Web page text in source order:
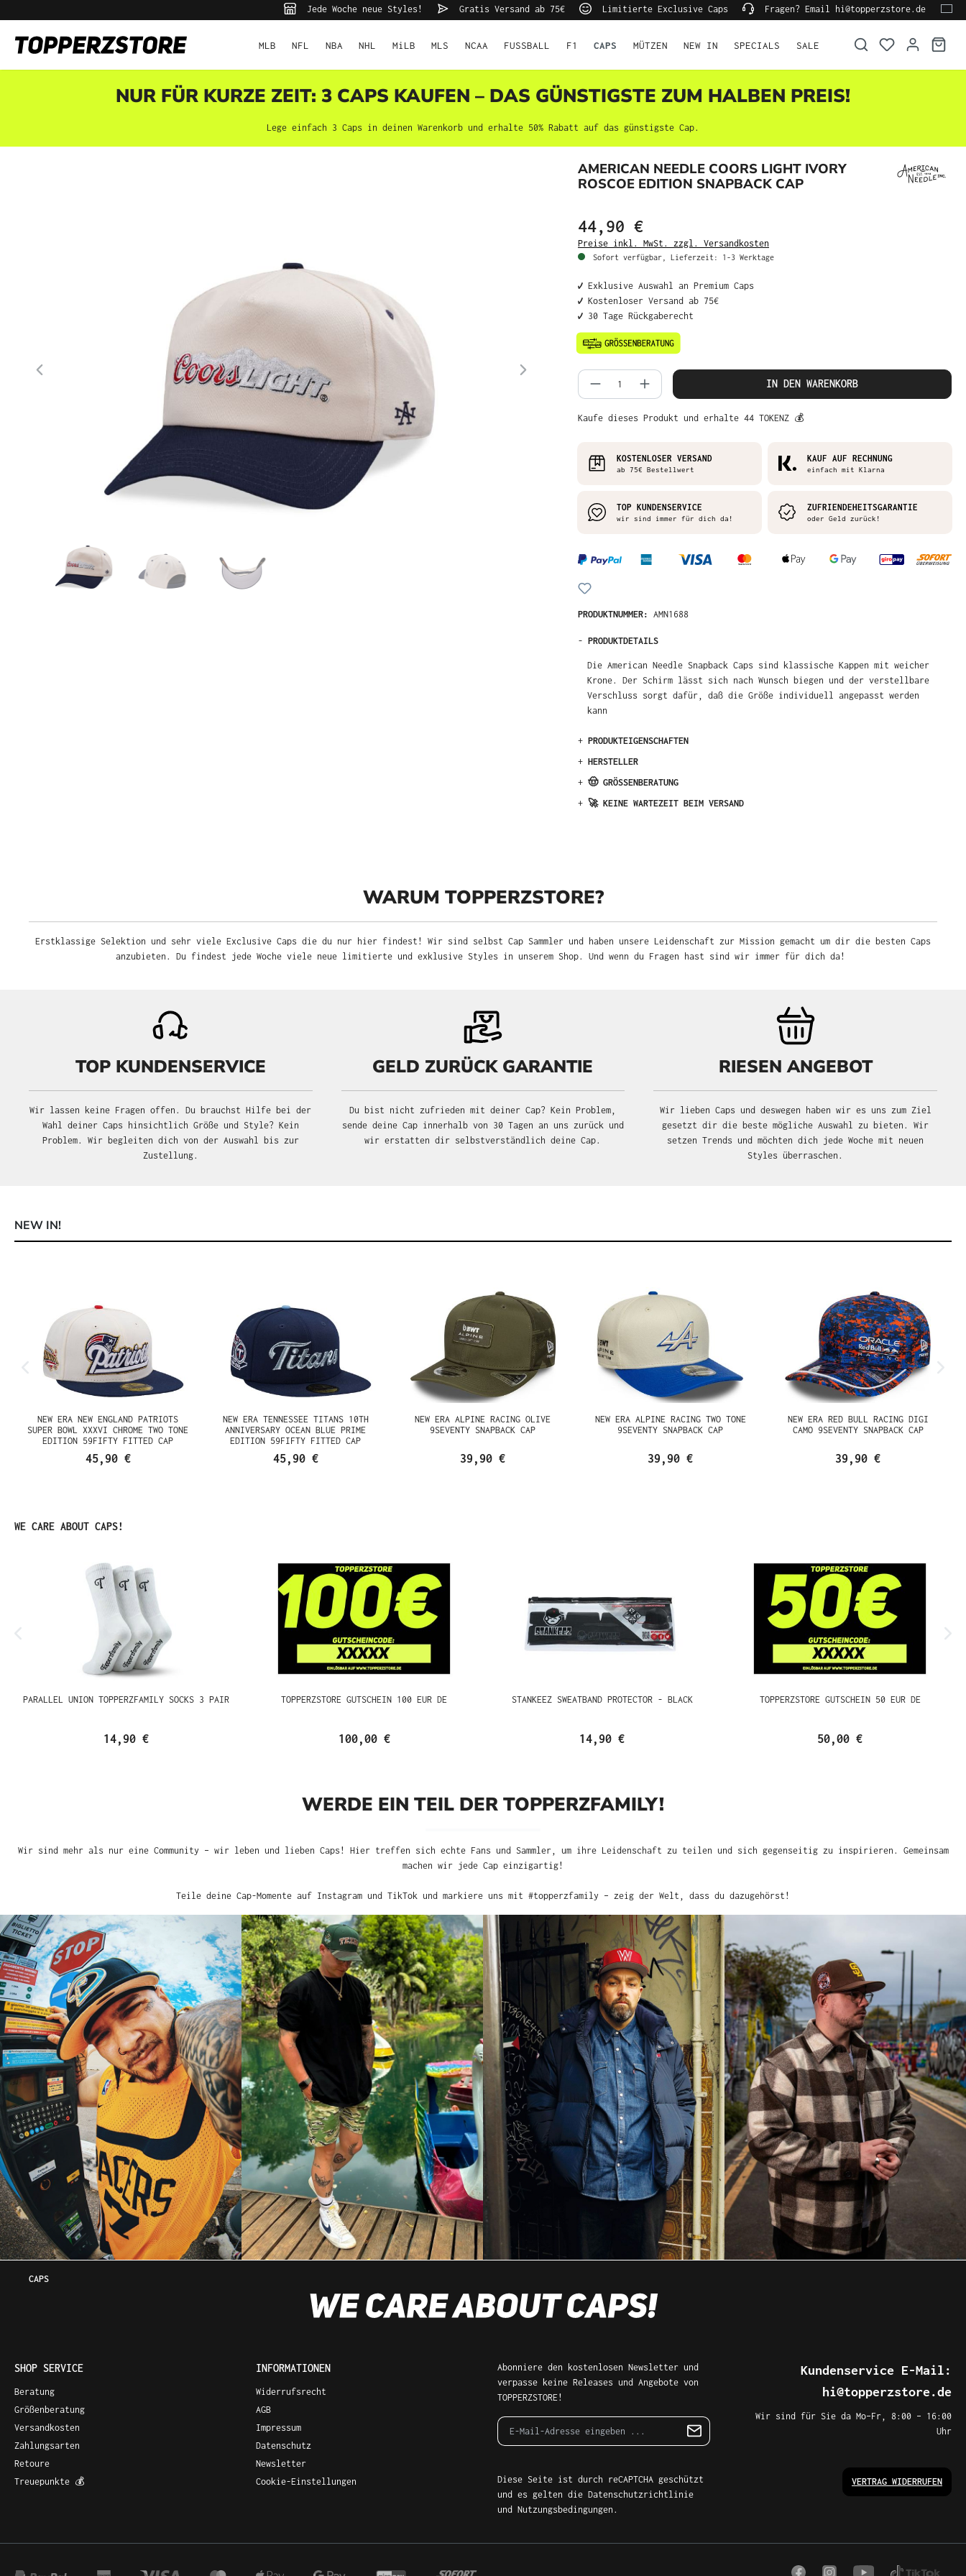
Jede Woche neue Styles! Gratis Versand ab 75€ Limitierte Exclusive Caps Fragen? Email hi@topperzstore.de
MLB NFL NBA NHL MiLB MLS NCAA FUSSBALL F1 CAPS MÜTZEN NEW IN SPECIALS SALE
NUR FÜR KURZE ZEIT: 3 CAPS KAUFEN – DAS GÜNSTIGSTE ZUM HALBEN PREIS!
Lege einfach 3 Caps in deinen Warenkorb und erhalte 50% Rabatt auf das günstigste Cap.
AMERICAN NEEDLE COORS LIGHT IVORY
ROSCOE EDITION SNAPBACK CAP
44,90 €
Preise inkl. MwSt. zzgl. Versandkosten
Sofort verfügbar, Lieferzeit: 1-3 Werktage
✔️ Exklusive Auswahl an Premium Caps
✔️ Kostenloser Versand ab 75€
✔️ 30 Tage Rückgaberecht
Produkt Anzahl: Gib den gewünschten Wert
IN DEN WARENKORB
Kaufe dieses Produkt und erhalte 44 TOKENZ 💰
KOSTENLOSER VERSAND
ab 75€ Bestellwert
KAUF AUF RECHNUNG
einfach mit Klarna
TOP KUNDENSERVICE
wir sind immer für dich da!
ZUFRIENDEHEITSGARANTIE
oder Geld zurück!
PRODUKTNUMMER: AMN1688
- PRODUKTDETAILS
Die American Needle Snapback Caps sind klassische Kappen mit weicher
Krone. Der Schirm lässt sich nach Wunsch biegen und der verstellbare
Verschluss sorgt dafür, daß die Größe individuell angepasst werden
kann
+ PRODUKTEIGENSCHAFTEN
+ HERSTELLER
+ 🤠 GRÖSSENBERATUNG
+ 🚀 KEINE WARTEZEIT BEIM VERSAND
WARUM TOPPERZSTORE?
Erstklassige Selektion und sehr viele Exclusive Caps die du nur hier findest! Wir sind selbst Cap Sammler und haben unsere Leidenschaft zur Mission gemacht um dir die besten Caps
anzubieten. Du findest jede Woche viele neue limitierte und exklusive Styles in unserem Shop. Und wenn du Fragen hast sind wir immer für dich da!
TOP KUNDENSERVICE
Wir lassen keine Fragen offen. Du brauchst Hilfe bei der
Wahl deiner Caps hinsichtlich Größe und Style? Kein
Problem. Wir begleiten dich von der Auswahl bis zur
Zustellung.
GELD ZURÜCK GARANTIE
Du bist nicht zufrieden mit deiner Cap? Kein Problem,
sende deine Cap innerhalb von 30 Tagen an uns zurück und
wir erstatten dir selbstverständlich deine Cap.
RIESEN ANGEBOT
Wir lieben Caps und deswegen haben wir es uns zum Ziel
gesetzt dir die beste mögliche Auswahl zu bieten. Wir
setzen Trends und möchten dich jede Woche mit neuen
Styles überraschen.
NEW IN!
NEW ERA NEW ENGLAND PATRIOTS
SUPER BOWL XXXVI CHROME TWO TONE
EDITION 59FIFTY FITTED CAP
45,90 €
NEW ERA TENNESSEE TITANS 10TH
ANNIVERSARY OCEAN BLUE PRIME
EDITION 59FIFTY FITTED CAP
45,90 €
NEW ERA ALPINE RACING OLIVE
9SEVENTY SNAPBACK CAP
39,90 €
NEW ERA ALPINE RACING TWO TONE
9SEVENTY SNAPBACK CAP
39,90 €
NEW ERA RED BULL RACING DIGI
CAMO 9SEVENTY SNAPBACK CAP
39,90 €
Produktgalerie überspringen
WE CARE ABOUT CAPS!
PARALLEL UNION TOPPERZFAMILY SOCKS 3 PAIR
14,90 €
TOPPERZSTORE GUTSCHEIN 100 EUR DE
100,00 €
STANKEEZ SWEATBAND PROTECTOR - BLACK
14,90 €
TOPPERZSTORE GUTSCHEIN 50 EUR DE
50,00 €
WERDE EIN TEIL DER TOPPERZFAMILY!
Wir sind mehr als nur eine Community – wir leben und lieben Caps! Hier treffen sich echte Fans und Sammler, um ihre Leidenschaft zu teilen und sich gegenseitig zu inspirieren. Gemeinsam
machen wir jede Cap einzigartig!
Teile deine Cap-Momente auf Instagram und TikTok und markiere uns mit #topperzfamily – zeig der Welt, dass du dazugehörst!
CAPS
SHOP SERVICE
Beratung
Größenberatung
Versandkosten
Zahlungsarten
Retoure
Treuepunkte 💰
INFORMATIONEN
Widerrufsrecht
AGB
Impressum
Datenschutz
Newsletter
Cookie-Einstellungen
Abonniere den kostenlosen Newsletter und
verpasse keine Releases und Angebote von
TOPPERZSTORE!
Diese Seite ist durch reCAPTCHA geschützt
und es gelten die Datenschutzrichtlinie
und Nutzungsbedingungen .
Kundenservice E-Mail:
hi@topperzstore.de
Wir sind für Sie da Mo–Fr, 8:00 – 16:00
Uhr
VERTRAG WIDERRUFEN